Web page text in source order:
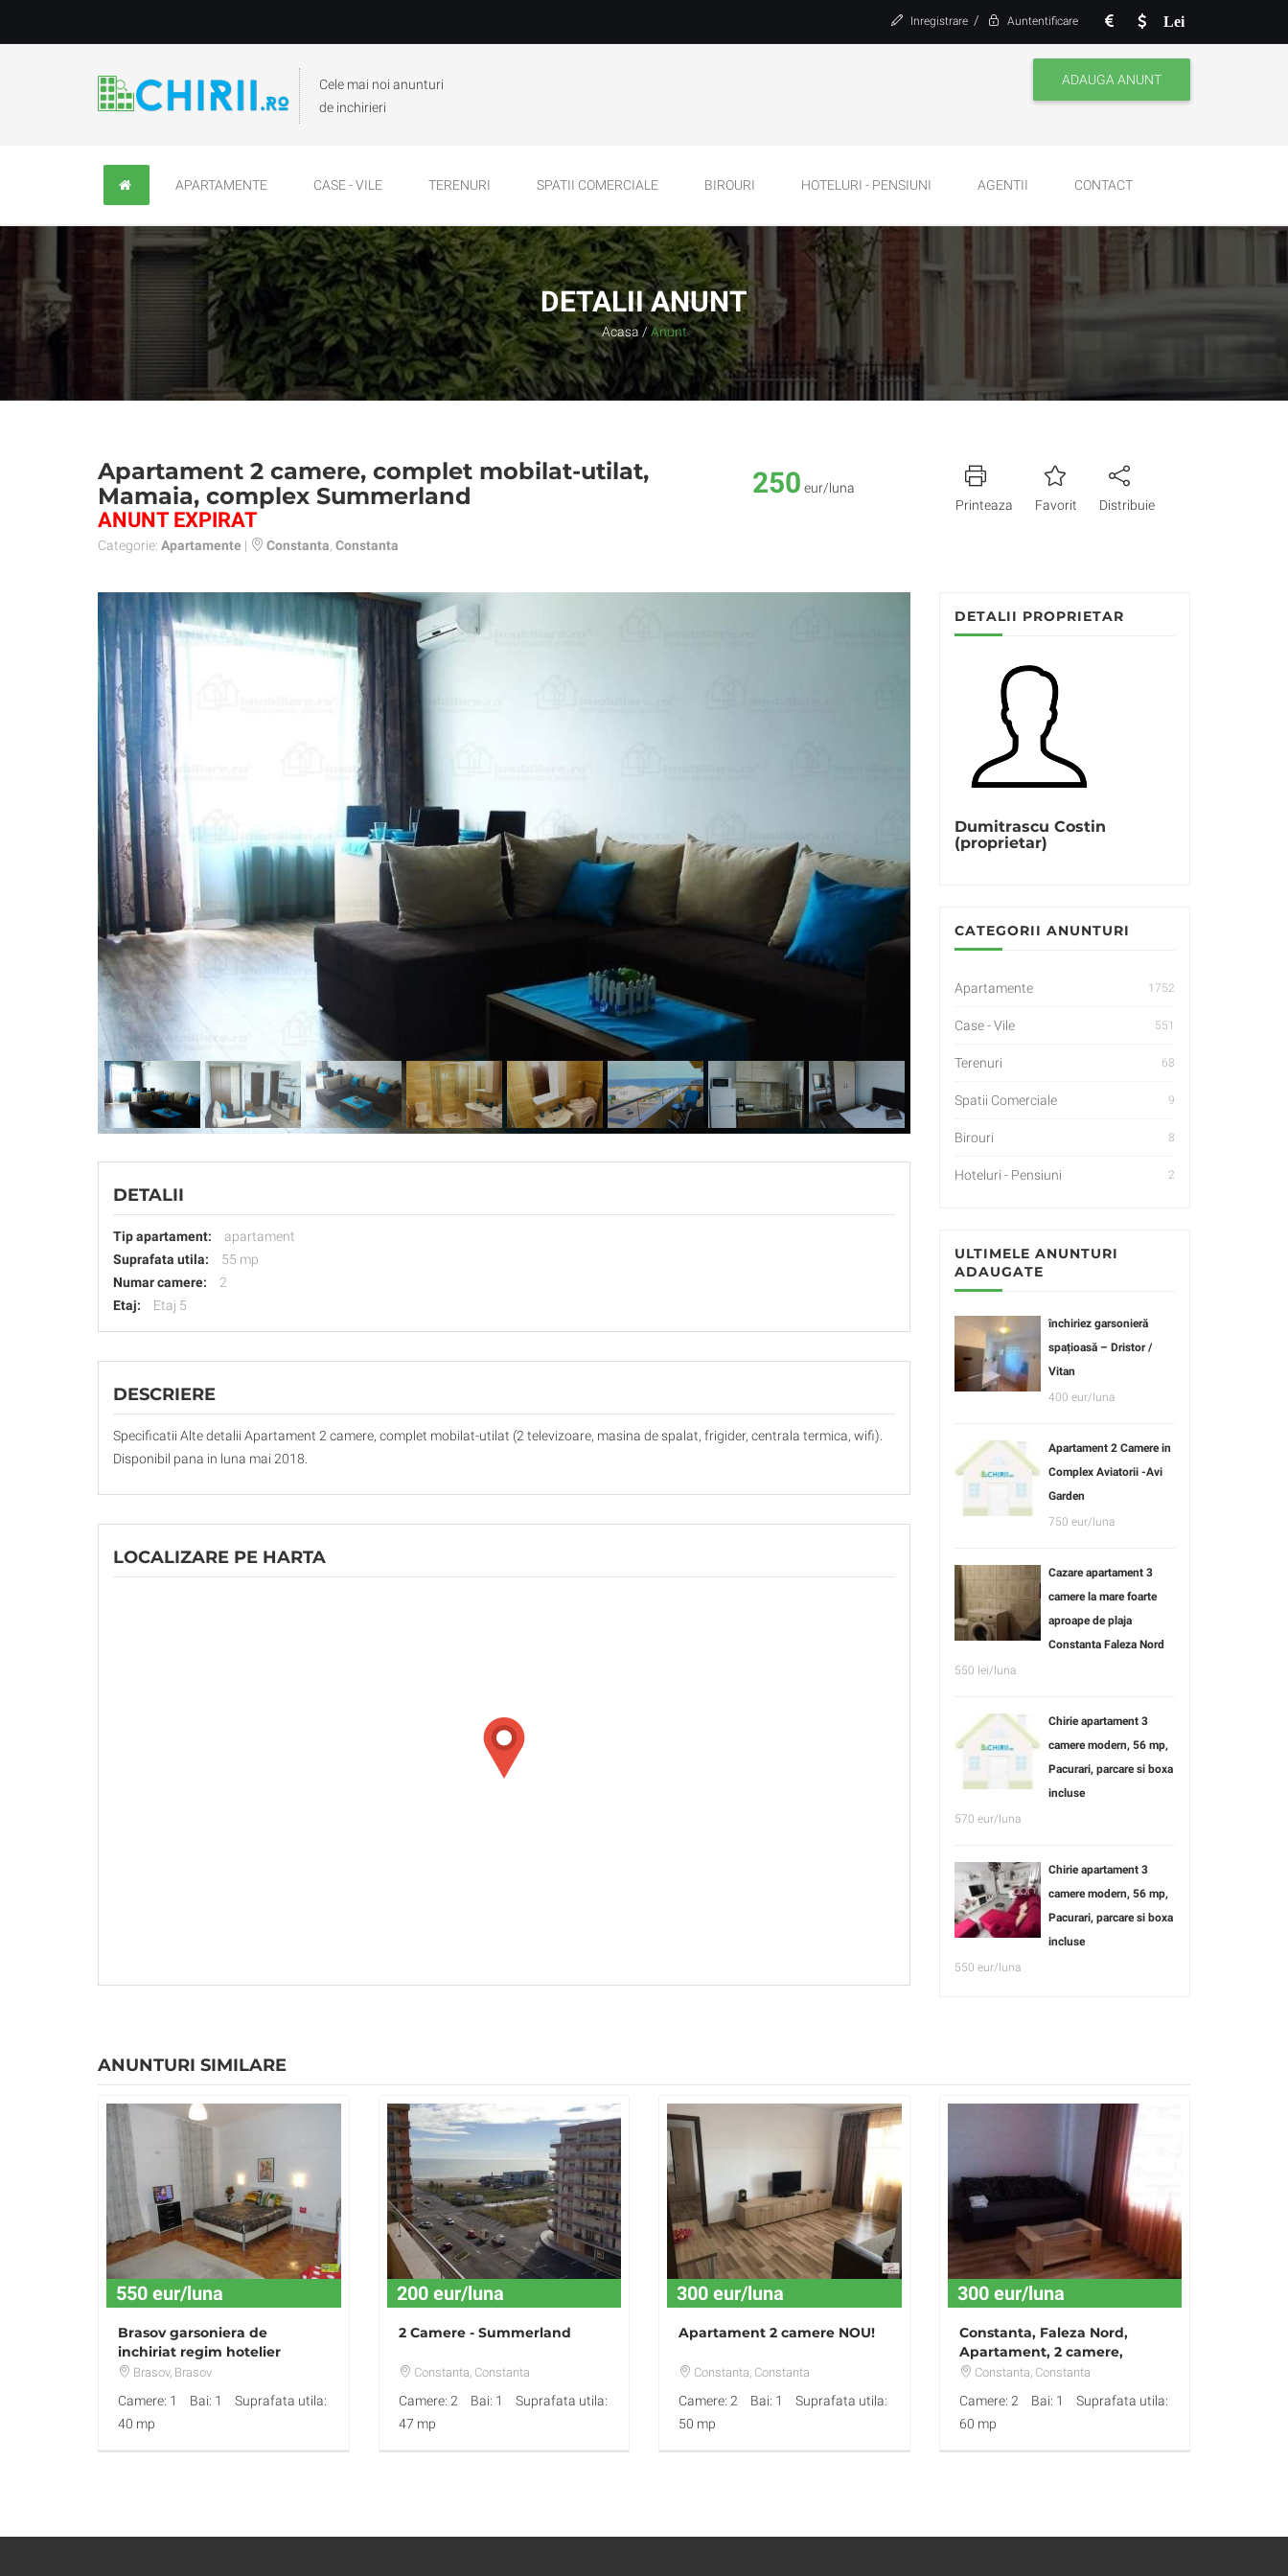
Lei
Inregistrare / Auntentificare
Cele mai noi anunturi
de inchirieri
ADAUGA ANUNT
APARTAMENTE CASE - VILE TERENURI SPATII COMERCIALE BIROURI HOTELURI - PENSIUNI AGENTII CONTACT
DETALII ANUNT
Acasa / Anunt
Apartament 2 camere, complet mobilat-utilat,
Mamaia, complex Summerland
ANUNT EXPIRAT
Categorie: Apartamente | Constanta Constanta
250 eur/luna
Printeaza
Favorit Distribuie
DETALII
Tip apartament:
apartament
Suprafata utila:
55 mp
Numar camere:
2
Etaj:
Etaj 5
DESCRIERE
Specificatii Alte detalii Apartament 2 camere, complet mobilat-utilat (2 televizoare, masina de spalat, frigider, centrala termica, wifi).
Disponibil pana in luna mai 2018.
LOCALIZARE PE HARTA
DETALII PROPRIETAR
Dumitrascu Costin
(proprietar)
CATEGORII ANUNTURI
Apartamente 1752
Case - Vile 551
Terenuri 68
Spatii Comerciale 9
Birouri 8
Hoteluri - Pensiuni 2
ULTIMELE ANUNTURI
ADAUGATE
închiriez garsonieră
spațioasă – Dristor /
Vitan
400 eur/luna
Apartament 2 Camere in
Complex Aviatorii -Avi
Garden
750 eur/luna
Cazare apartament 3
camere la mare foarte
aproape de plaja
Constanta Faleza Nord
550 lei/luna
Chirie apartament 3
camere modern, 56 mp,
Pacurari, parcare si boxa
incluse
570 eur/luna
Chirie apartament 3
camere modern, 56 mp,
Pacurari, parcare si boxa
incluse
550 eur/luna
ANUNTURI SIMILARE
550 eur/luna
Brasov garsoniera de
inchiriat regim hotelier
Biserica Neagra
Brasov, Brasov
Camere: 1 Bai: 1
Suprafata utila:
40 mp
200 eur/luna
2 Camere - Summerland
Constanta, Constanta
Camere: 2 Bai: 1
Suprafata utila:
47 mp
300 eur/luna
Apartament 2 camere NOU!
Constanta, Constanta
Camere: 2 Bai: 1
Suprafata utila:
50 mp
300 eur/luna
Constanta, Faleza Nord,
Apartament, 2 camere,
Decomandat
Constanta, Constanta
Camere: 2 Bai: 1
Suprafata utila:
60 mp